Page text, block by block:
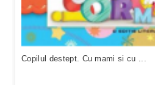
Copilul destept. Cu mami si cu ...